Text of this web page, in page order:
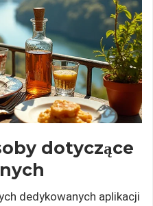
dotyczące
dedykowanych aplikacji